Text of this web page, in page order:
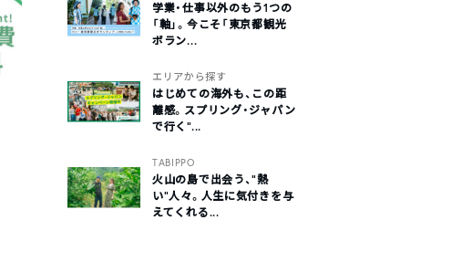
学業・仕事以外のもう1つの
「軸」。今こそ「東京都観光
ボラン...
エリアから探す
はじめての海外も、この距
離感。スプリング・ジャパン
で行く“...
TABIPPO
火山の島で出会う、“熱
い“人々。人生に気付きを与
えてくれる...